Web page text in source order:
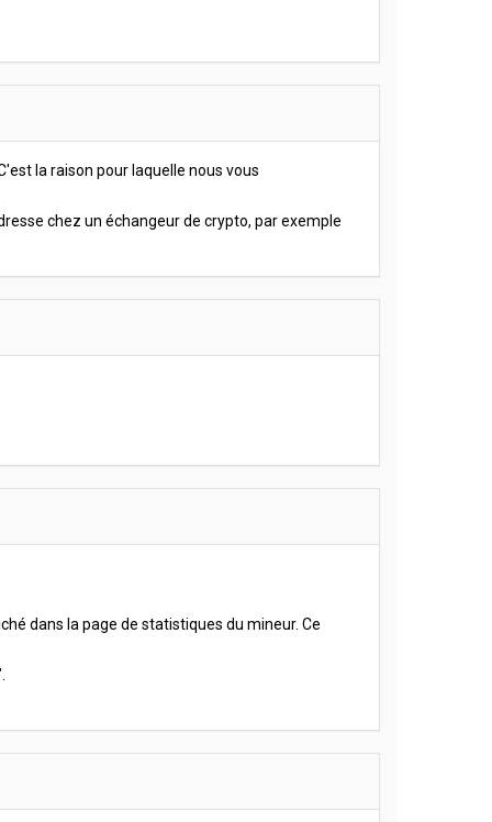
la raison pour laquelle nous vous
chez un échangeur de crypto, par exemple
dans la page de statistiques du mineur. Ce